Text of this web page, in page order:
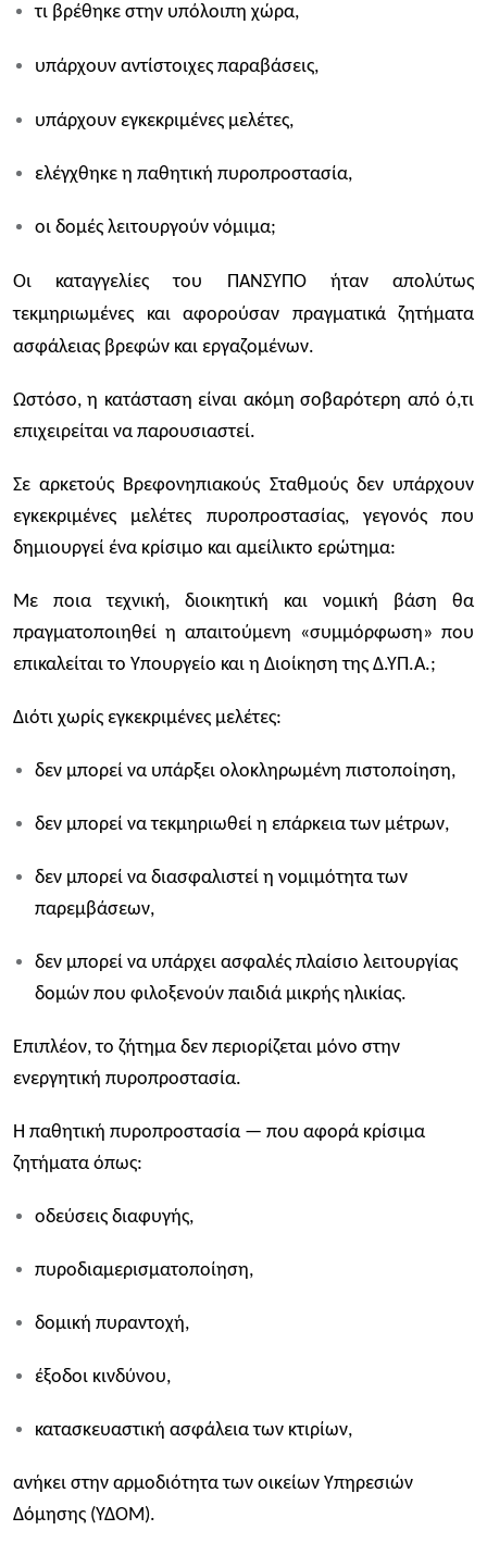
τι βρέθηκε στην υπόλοιπη χώρα,
υπάρχουν αντίστοιχες παραβάσεις,
υπάρχουν εγκεκριμένες μελέτες,
ελέγχθηκε η παθητική πυροπροστασία,
οι δομές λειτουργούν νόμιμα;
Oι καταγγελίες του ΠΑΝΣΥΠΟ ήταν απολύτως
τεκμηριωμένες και αφορούσαν πραγματικά ζητήματα
ασφάλειας βρεφών και εργαζομένων.
Ωστόσο, η κατάσταση είναι ακόμη σοβαρότερη από ό,τι
επιχειρείται να παρουσιαστεί.
Σε αρκετούς Βρεφονηπιακούς Σταθμούς δεν υπάρχουν
εγκεκριμένες μελέτες πυροπροστασίας, γεγονός που
δημιουργεί ένα κρίσιμο και αμείλικτο ερώτημα:
Με ποια τεχνική, διοικητική και νομική βάση θα
πραγματοποιηθεί η απαιτούμενη «συμμόρφωση» που
επικαλείται το Υπουργείο και η Διοίκηση της Δ.ΥΠ.Α.;
Διότι χωρίς εγκεκριμένες μελέτες:
δεν μπορεί να υπάρξει ολοκληρωμένη πιστοποίηση,
δεν μπορεί να τεκμηριωθεί η επάρκεια των μέτρων,
δεν μπορεί να διασφαλιστεί η νομιμότητα των
παρεμβάσεων,
δεν μπορεί να υπάρχει ασφαλές πλαίσιο λειτουργίας
δομών που φιλοξενούν παιδιά μικρής ηλικίας.
Επιπλέον, το ζήτημα δεν περιορίζεται μόνο στην
ενεργητική πυροπροστασία.
Η παθητική πυροπροστασία — που αφορά κρίσιμα
ζητήματα όπως:
οδεύσεις διαφυγής,
πυροδιαμερισματοποίηση,
δομική πυραντοχή,
έξοδοι κινδύνου,
κατασκευαστική ασφάλεια των κτιρίων,
ανήκει στην αρμοδιότητα των οικείων Υπηρεσιών
Δόμησης (ΥΔΟΜ).